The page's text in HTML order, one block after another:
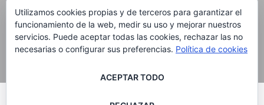
Utilizamos cookies propias y de terceros para garantizar el
funcionamiento de la web, medir su uso y mejorar nuestros
servicios. Puede aceptar todas las cookies, rechazar las no
necesarias o configurar sus preferencias. Política de cookies
ACEPTAR TODO